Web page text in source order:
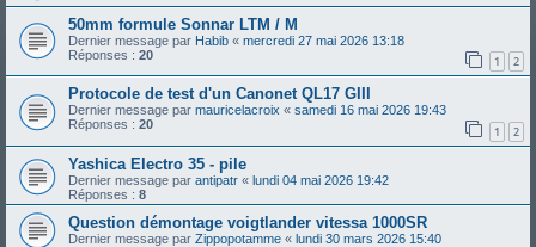
50mm formule Sonnar LTM / M
Dernier message par Habib « mercredi 27 mai 2026 13:18
Réponses : 20 1 2
Protocole de test d'un Canonet QL17 GIII
Dernier message par mauricelacroix « samedi 16 mai 2026 19:43
Réponses : 20 1 2
Yashica Electro 35 - pile
Dernier message par antipatr « lundi 04 mai 2026 19:42
Réponses : 8
Question démontage voigtlander vitessa 1000SR
Dernier message par Zippopotamme « lundi 30 mars 2026 15:40